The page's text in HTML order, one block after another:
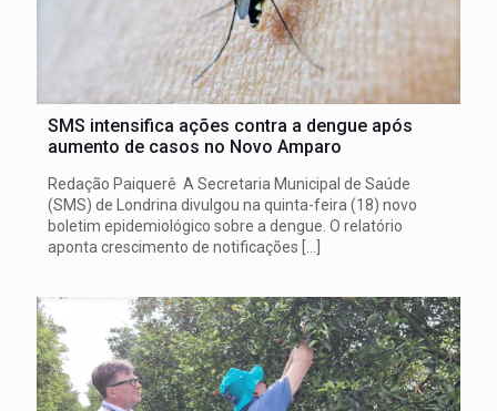
SMS intensifica ações contra a dengue após
aumento de casos no Novo Amparo
Redação Paiquerê A Secretaria Municipal de Saúde
(SMS) de Londrina divulgou na quinta-feira (18) novo
boletim epidemiológico sobre a dengue. O relatório
aponta crescimento de notificações […]